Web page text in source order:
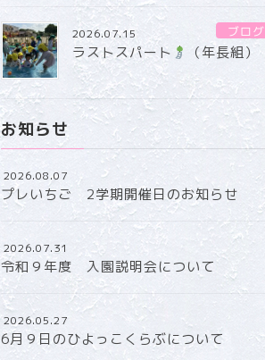
2026.07.15 ブログ
ラストスパート （年長組）
お知らせ
2026.08.07
プレいちご 2学期開催日のお知らせ
2026.07.31
令和９年度 入園説明会について
2026.05.27
6月９日のひよっこくらぶについて